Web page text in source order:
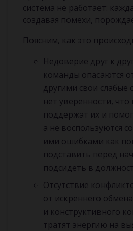
система не работает:
создавая помехи,
Поясним, как это
Недоверие друг к
команды опасаются
другими свои слабые
нет уверенности, что
поддержат их и
а не воспользуются
ими ошибками как
подставить перед
подсидеть в
Отсутствие
от искреннего
и конструктивного
тратят энергию на